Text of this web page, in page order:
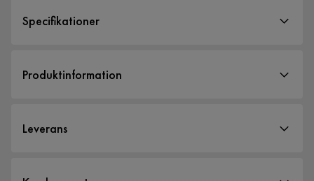
Specifikationer
Storlek
Produktinformation
Leverans
Leveranssätt